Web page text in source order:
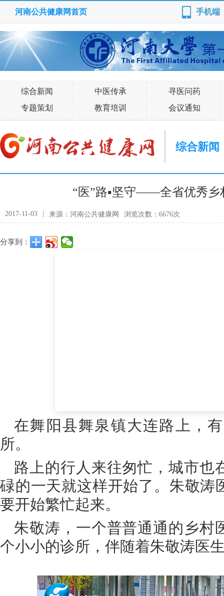
河南公共健康网首页 手机端
综合新闻 中医传承
寻医问药
专题策划
教育培训 会议通知
综合新闻
“医”路▪坚守——全省优秀乡
2017-11-03 来源：河南公共健康网 浏览次数：6676次
分享到：
在舞阳县舞泉镇大连路上，
所。
路上的行人来往匆忙，城市也
碌的一天就这样开始了。朱敬涛
要开始繁忙起来。
朱敬涛，一个普普通通的乡村
个小小的诊所，伴随着朱敬涛医